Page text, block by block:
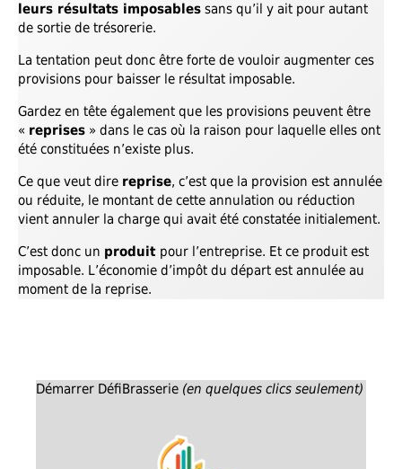
leurs résultats imposables sans qu’il y ait pour autant
de sortie de trésorerie.
La tentation peut donc être forte de vouloir augmenter ces
provisions pour baisser le résultat imposable.
Gardez en tête également que les provisions peuvent être
« reprises » dans le cas où la raison pour laquelle elles ont
été constituées n’existe plus.
Ce que veut dire reprise, c’est que la provision est annulée
ou réduite, le montant de cette annulation ou réduction
vient annuler la charge qui avait été constatée initialement.
C’est donc un produit pour l’entreprise. Et ce produit est
imposable. L’économie d’impôt du départ est annulée au
moment de la reprise.
Démarrer DéfiBrasserie (en quelques clics seulement)